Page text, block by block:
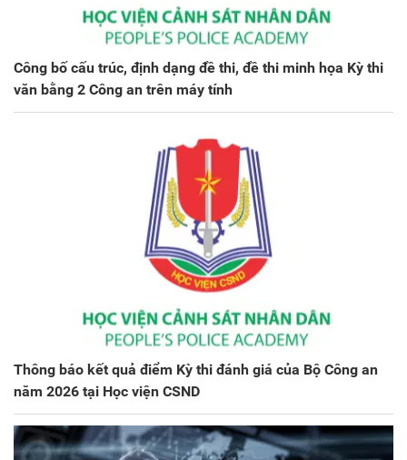
Công bố cấu trúc, định dạng đề thi, đề thi minh họa Kỳ thi
văn bằng 2 Công an trên máy tính
Thông báo kết quả điểm Kỳ thi đánh giá của Bộ Công an
năm 2026 tại Học viện CSND